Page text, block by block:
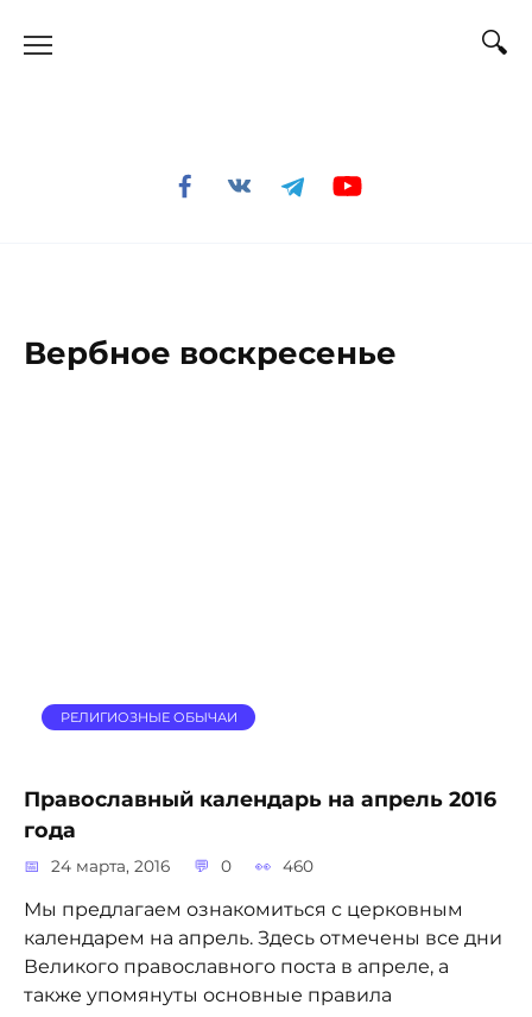
Вербное воскресенье
РЕЛИГИОЗНЫЕ ОБЫЧАИ
Православный календарь на апрель 2016
года
24 марта, 2016 0 460
Мы предлагаем ознакомиться с церковным
календарем на апрель. Здесь отмечены все дни
Великого православного поста в апреле, а
также упомянуты основные правила